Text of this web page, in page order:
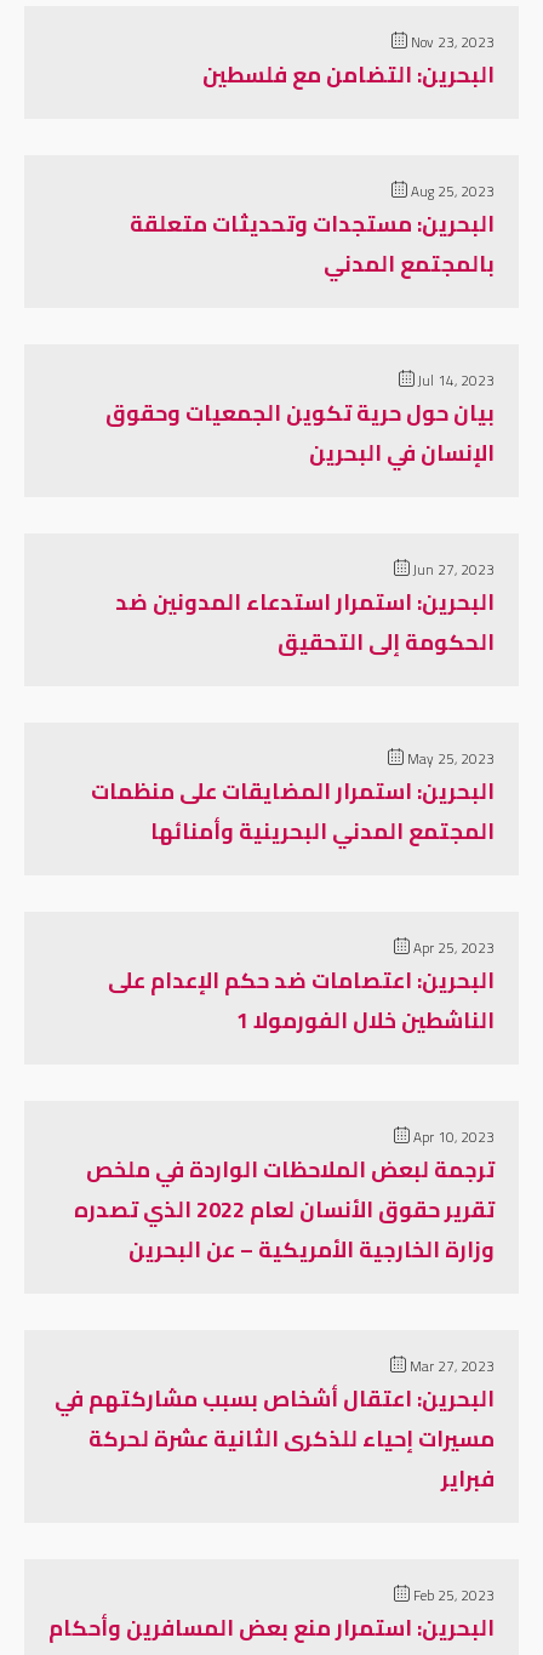
Nov 23, 2023
البحرين: التضامن مع فلسطين
Aug 25, 2023
البحرين: مستجدات وتحديثات متعلقة
بالمجتمع المدني
Jul 14, 2023
بيان حول حرية تكوين الجمعيات وحقوق
الإنسان في البحرين
Jun 27, 2023
البحرين: استمرار استدعاء المدونين ضد
الحكومة إلى التحقيق
May 25, 2023
البحرين: استمرار المضايقات على منظمات
المجتمع المدني البحرينية وأمنائها
Apr 25, 2023
البحرين: اعتصامات ضد حكم الإعدام على
الناشطين خلال الفورمولا 1
Apr 10, 2023
ترجمة لبعض الملاحظات الواردة في ملخص
تقرير حقوق الأنسان لعام 2022 الذي تصدره
وزارة الخارجية الأمريكية – عن البحرين
Mar 27, 2023
البحرين: اعتقال أشخاص بسبب مشاركتهم في
مسيرات إحياء للذكرى الثانية عشرة لحركة
فبراير
Feb 25, 2023
البحرين: استمرار منع بعض المسافرين وأحكام